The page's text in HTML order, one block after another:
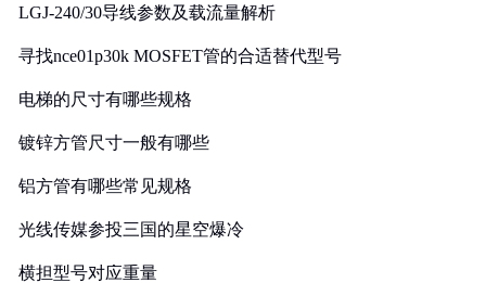
LGJ-240/30导线参数及载流量解析
寻找nce01p30k MOSFET管的合适替代型号
电梯的尺寸有哪些规格
镀锌方管尺寸一般有哪些
铝方管有哪些常见规格
光线传媒参投三国的星空爆冷
横担型号对应重量